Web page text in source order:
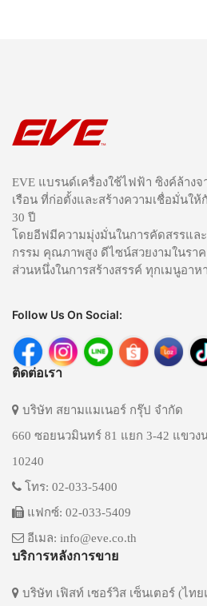
EVE แบรนด์เครื่องใช้ไฟฟ้า ซิงค์ล้าง
เรือน ที่ก่อตั้งและสร้างความเชื่อมั่นใ
30 ปี
โดยอีฟมีความมุ่งมั่นในการคัดสรรแ
กรรม คุณภาพสูง ดีไซน์สวยงามในรา
ส่วนหนึ่งในการสร้างสรรค์ ทุกเมนูอา
Follow Us On Social:
ติดต่อเรา
บริษัท สยามแมเนอร์ กรุ๊ป จำกัด
660 ซอยนวมินทร์ 81 แยก 3-42 แขวง
10240
โทร: 02-033-5400
แฟกซ์: 02-033-5409
อีเมล: info@eve.co.th
บริการหลังการขาย
บริษัท เฟิสท์ เซอร์วิส เซ็นเตอร์ (ไท